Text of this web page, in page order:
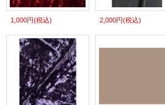
1,000円(税込) 2,000円(税込)